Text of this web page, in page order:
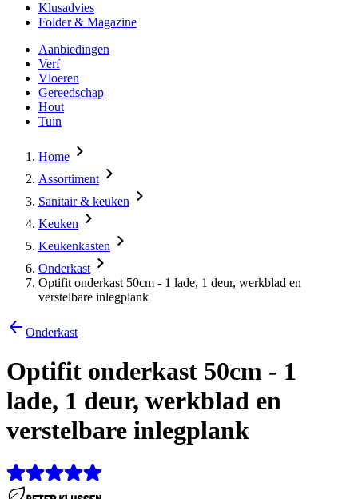
Klusadvies
Folder & Magazine
Aanbiedingen
Verf
Vloeren
Gereedschap
Hout
Tuin
Home
Assortiment
Sanitair & keuken
Keuken
Keukenkasten
Onderkast
Optifit onderkast 50cm - 1 lade, 1 deur, werkblad en
verstelbare inlegplank
Onderkast
Optifit onderkast 50cm - 1
lade, 1 deur, werkblad en
verstelbare inlegplank